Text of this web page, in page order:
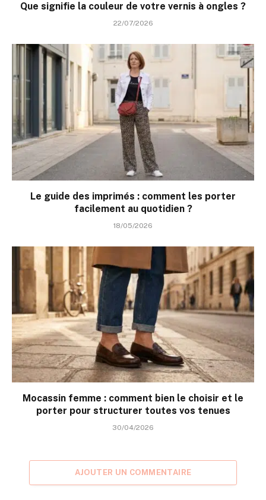
Que signifie la couleur de votre vernis à ongles ?
22/07/2026
Le guide des imprimés : comment les porter
facilement au quotidien ?
18/05/2026
Mocassin femme : comment bien le choisir et le
porter pour structurer toutes vos tenues
30/04/2026
AJOUTER UN COMMENTAIRE